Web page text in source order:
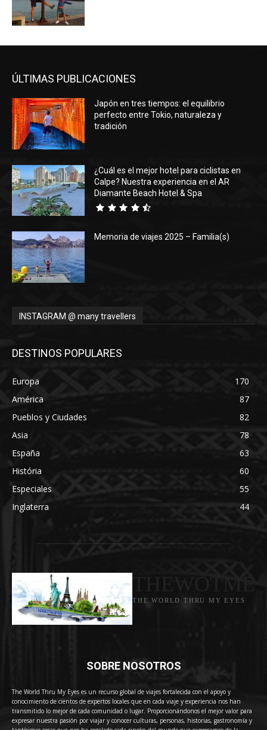
ÚLTIMAS PUBLICACIONES
Japón en tres tiempos: el equilibrio
perfecto entre Tokio, naturaleza y
tradición
¿Cuál es el mejor hotel para ciclistas en
Calpe? Nuestra experiencia en el AR
Diamante Beach Hotel & Spa
Memoria de viajes 2025 – Familia(s)
INSTAGRAM @ many travellers
DESTINOS POPULARES
Europa
170
América
87
Pueblos y Ciudades
82
Asia
78
España
63
História
60
Especiales
55
Inglaterra
44
THE WORLD THRU MY EYES
SOBRE NOSOTROS
The World Thru My Eyes es un recurso global de viajes fortalecida con el apoyo y
conocimiento de cientos de expertos locales que en cada viaje y experiencia nos han
transmitido lo mejor de cada comunidad o lugar. Proporcionándonos el mejor valor para
expresar nuestra pasión por viajar y conocer culturas, personas, historias, gastronomía y